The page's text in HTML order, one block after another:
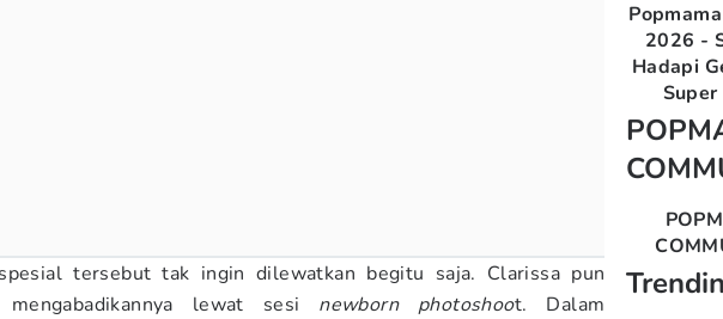
tersebut tak ingin dilewatkan begitu saja. Clarissa pun
lewat sesi newborn photoshoot. Dalam
2026 -
Hadapi